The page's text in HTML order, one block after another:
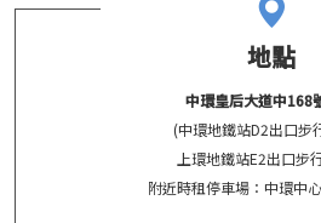
地點
中環皇后大道中168
(中環地鐵站D2出口步
上環地鐵站E2出口步
附近時租停車場：中環中